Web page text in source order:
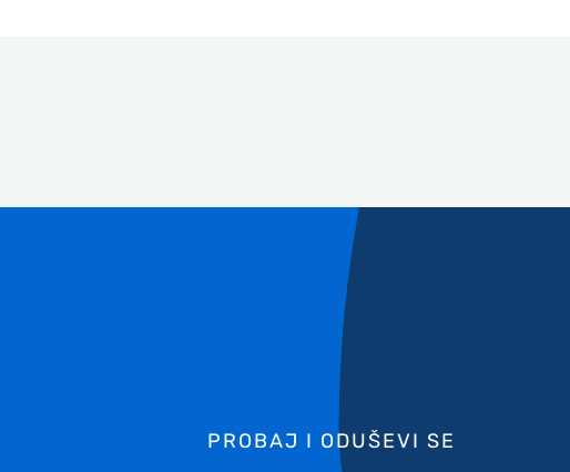
PROBAJ I ODUŠEVI SE